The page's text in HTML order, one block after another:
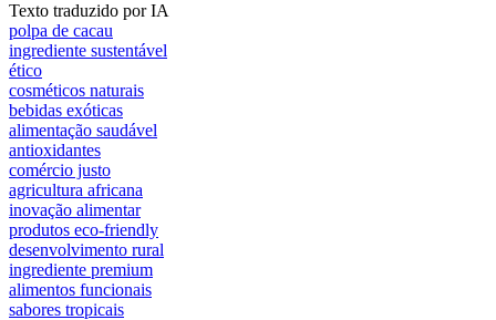
Texto traduzido por IA
polpa de cacau
ingrediente sustentável
ético
cosméticos naturais
bebidas exóticas
alimentação saudável
antioxidantes
comércio justo
agricultura africana
inovação alimentar
produtos eco-friendly
desenvolvimento rural
ingrediente premium
alimentos funcionais
sabores tropicais